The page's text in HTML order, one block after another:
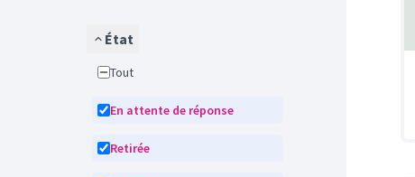
État
Tout
En attente de réponse
Retirée